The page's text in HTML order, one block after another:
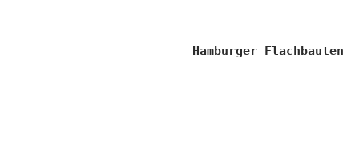
Hamburger Flachbauten